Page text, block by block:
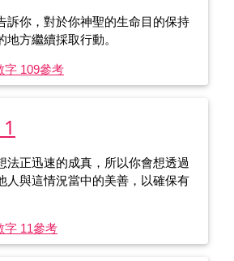
訴你，對於你神聖的生命目的保持
方繼續採取行動。
字 109參考
法正迅速的成真，所以你會想透過
人與這情況當中的美善，以確保有
字 11參考